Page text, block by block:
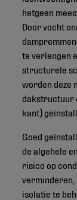
hetgeen
Door vocht
te verlengen
structurele
worden deze
dakstructuur
kant)
Goed
de algehele
risico op
verminderen,
isolatie te